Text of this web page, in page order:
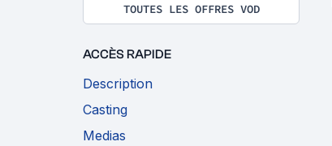
TOUTES LES OFFRES VOD
ACCÈS RAPIDE
Description
Casting
Medias